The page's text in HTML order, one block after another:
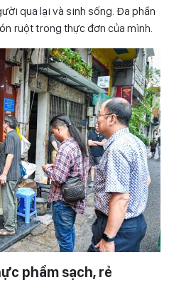
qua lại và sinh sống. Đa phần
ruột trong thực đơn của mình.
phẩm sạch, rẻ